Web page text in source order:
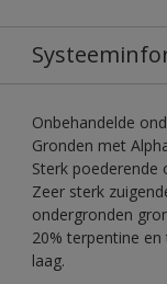
Onbehandelde
Gronden met
Sterk poederende
Zeer sterk
ondergronden
20% terpentine
laag.